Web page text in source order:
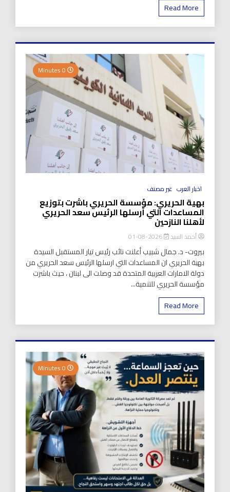
Read More
اخبار العرب غير مصنف
بهية الحريري: مؤسسة الحريري باشرت بتوزيع
المساعدات التي أرسلها الرئيس سعد الحريري
لأهلنا النازحين
أحمد السيد 2026-08-01
بيروت- د. جمال شبيب أعلنت نائب رئيس تيار المستقبل السيدة
بهية الحريري ان المساعدات التي ارسلها الرئيس سعد الحريري من
دولة الامارات العربية المتحدة قد وصلت الى لبنان ، حيث باشرت
مؤسسة الحريري للتنمية...
Read More